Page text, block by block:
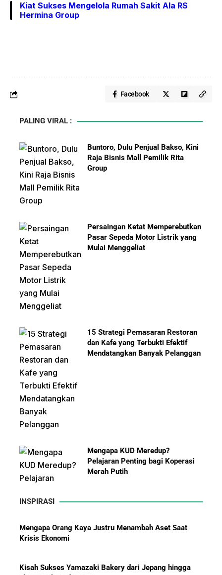
Kiat Sukses Mengelola Rumah Sakit Ala RS
Hermina Group
Facebook
PALING VIRAL :
Buntoro, Dulu Penjual Bakso, Kini
Raja Bisnis Mall Pemilik Rita
Group
Persaingan Ketat Memperebutkan
Pasar Sepeda Motor Listrik yang
Mulai Menggeliat
15 Strategi Pemasaran Restoran
dan Kafe yang Terbukti Efektif
Mendatangkan Banyak Pelanggan
Mengapa KUD Meredup?
Pelajaran Penting bagi Koperasi
Merah Putih
Baliknya
INSPIRASI
Krisis Ekonomi
Ekspansi ke Indonesia